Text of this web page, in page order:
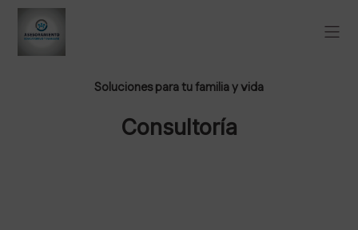
Soluciones para tu familia y vida
Consultoría